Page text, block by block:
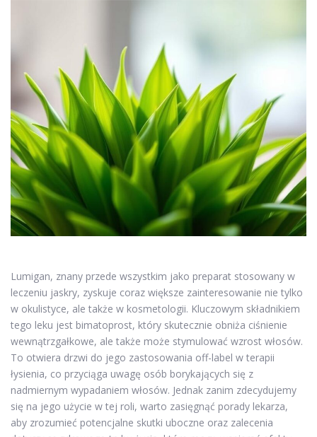
Lumigan, znany przede wszystkim jako preparat stosowany w
leczeniu jaskry, zyskuje coraz większe zainteresowanie nie tylko
w okulistyce, ale także w kosmetologii. Kluczowym składnikiem
tego leku jest bimatoprost, który skutecznie obniża ciśnienie
wewnątrzgałkowe, ale także może stymulować wzrost włosów.
To otwiera drzwi do jego zastosowania off-label w terapii
łysienia, co przyciąga uwagę osób borykających się z
nadmiernym wypadaniem włosów. Jednak zanim zdecydujemy
się na jego użycie w tej roli, warto zasięgnąć porady lekarza,
aby zrozumieć potencjalne skutki uboczne oraz zalecenia